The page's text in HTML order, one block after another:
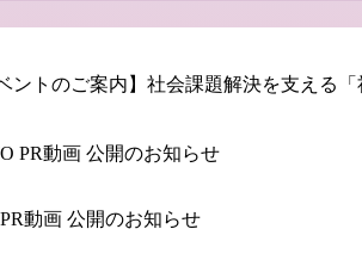
ントのご案内】社会課題解決を支える「
動画 公開のお知らせ